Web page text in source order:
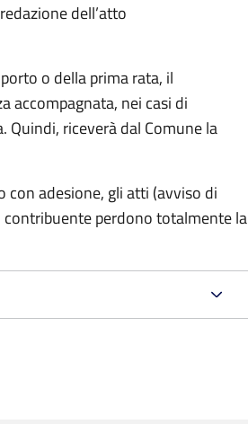
dell’atto
o della prima rata, il
accompagnata, nei casi di
Quindi, riceverà dal Comune la
adesione, gli atti (avviso di
perdono totalmente la